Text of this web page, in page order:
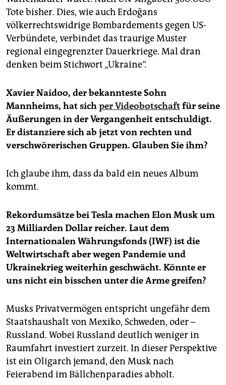
Tote bisher. Dies, wie auch Erdoğans
völkerrechtswidrige Bombardements gegen US-
Verbündete, verbindet das traurige Muster
regional eingegrenzter Dauerkriege. Mal dran
denken beim Stichwort „Ukraine“.
Xavier Naidoo, der bekannteste Sohn
Mannheims, hat sichper Videobotschaftfür seine
Äußerungen in der Vergangenheit entschuldigt.
Er distanziere sich ab jetzt von rechten und
verschwörerischen Gruppen. Glauben Sie ihm?
Ich glaube ihm, dass da bald ein neues Album
kommt.
Rekordumsätze bei Tesla machen Elon Musk um
23 Milliarden Dollar reicher. Laut dem
Internationalen Währungsfonds (IWF) ist die
Weltwirtschaft aber wegen Pandemie und
Ukrainekrieg weiterhin geschwächt. Könnte er
uns nicht ein bisschen unter die Arme greifen?
Musks Privatvermögen entspricht ungefähr dem
Staatshaushalt von Mexiko, Schweden, oder –
Russland. Wobei Russland deutlich weniger in
Raumfahrt investiert zurzeit. In dieser Perspektive
ist ein Oligarch jemand, den Musk nach
Feierabend im Bällchenparadies abholt.